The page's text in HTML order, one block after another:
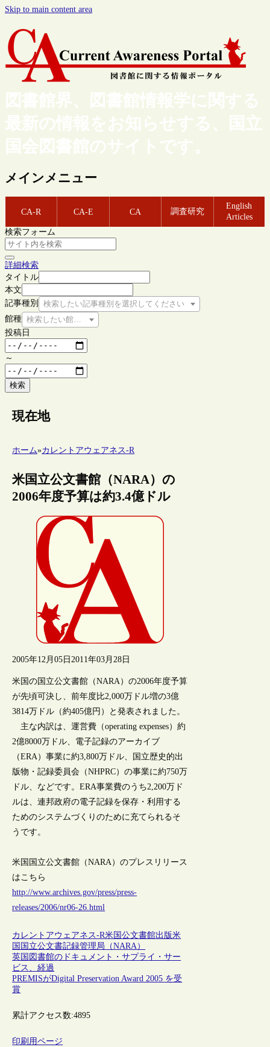
Skip to main content area
図書館界、図書館情報学に関する
最新の情報をお知らせする、国立
国会図書館のサイトです。
メインメニュー
CA-R CA-E CA 調査研究
English
Articles
検索フォーム
詳細検索
タイトル
本文
記事種別
検索したい記事種別を選択してください
館種 検索したい館種を選択してください
投稿日
～
検索
現在地
ホーム»カレントアウェアネス-R
米国立公文書館（NARA）の
2006年度予算は約3.4億ドル
2005年12月05日 2011年03月28日
米国の国立公文書館（NARA）の2006年度予算
が先頃可決し、前年度比2,000万ドル増の3億
3814万ドル（約405億円）と発表されました。
主な内訳は、運営費（operating expenses）約
2億8000万ドル、電子記録のアーカイブ
（ERA）事業に約3,800万ドル、国立歴史的出
版物・記録委員会（NHPRC）の事業に約750万
ドル、などです。ERA事業費のうち2,200万ド
ルは、連邦政府の電子記録を保存・利用する
ためのシステムづくりのために充てられるそ
うです。
米国国立公文書館（NARA）のプレスリリース
はこちら
http://www.archives.gov/press/press-
releases/2006/nr06-26.html
カレントアウェアネス-R米国公文書館出版米
国国立公文書記録管理局（NARA）
英国図書館のドキュメント・サプライ・サー
ビス、経過
PREMISがDigital Preservation Award 2005 を受
賞
累計アクセス数:4895
印刷用ページ